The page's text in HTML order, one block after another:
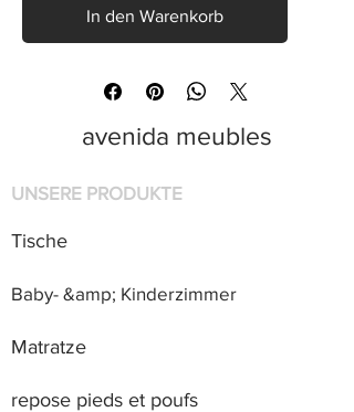
In den Warenkorb
avenida meubles
UNSERE PRODUKTE
Tische
Baby- &amp; Kinderzimmer
Matratze
repose pieds et poufs